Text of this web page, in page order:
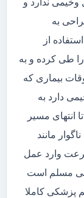
به
از
را طی کرده و به
بیماری که
دارد به
مسیر
مانند
وارد عمل
مسلم است
پزشکی کاملا